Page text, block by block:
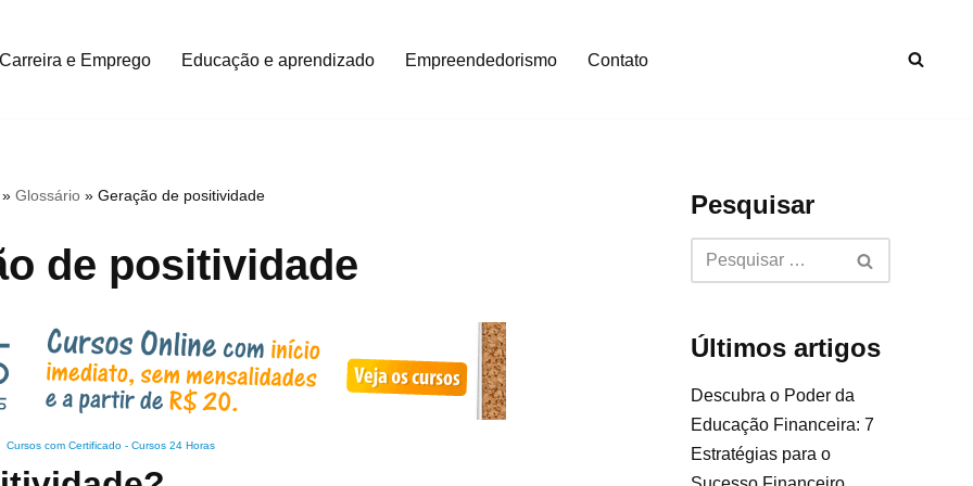
Carreira e Emprego Educação e aprendizado Empreendedorismo Contato
» Glossário» Geração de positividade
de positividade
Cursos com Certificado- Cursos 24 Horas
Pesquisar
Últimos artigos
Descubra o Poder da
Educação Financeira: 7
Estratégias para o